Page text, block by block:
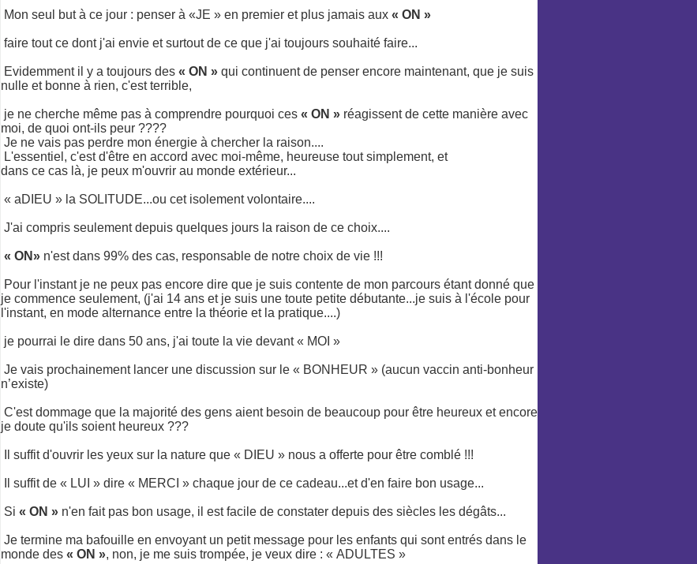
Mon seul but à ce jour : penser à «JE » en premier et plus jamais aux « ON »
faire tout ce dont j'ai envie et surtout de ce que j'ai toujours souhaité faire...
Evidemment il y a toujours des « ON » qui continuent de penser encore maintenant, que je suis
nulle et bonne à rien, c'est terrible,
je ne cherche même pas à comprendre pourquoi ces « ON » réagissent de cette manière avec
moi, de quoi ont-ils peur ????
Je ne vais pas perdre mon énergie à chercher la raison....
L'essentiel, c'est d'être en accord avec moi-même, heureuse tout simplement, et
dans ce cas là, je peux m'ouvrir au monde extérieur...
« aDIEU » la SOLITUDE...ou cet isolement volontaire....
J'ai compris seulement depuis quelques jours la raison de ce choix....
« ON» n'est dans 99% des cas, responsable de notre choix de vie !!!
Pour l'instant je ne peux pas encore dire que je suis contente de mon parcours étant donné que
je commence seulement, (j'ai 14 ans et je suis une toute petite débutante...je suis à l'école pour
l'instant, en mode alternance entre la théorie et la pratique....)
je pourrai le dire dans 50 ans, j'ai toute la vie devant « MOI »
Je vais prochainement lancer une discussion sur le « BONHEUR » (aucun vaccin anti-bonheur
n’existe)
C'est dommage que la majorité des gens aient besoin de beaucoup pour être heureux et encore
je doute qu'ils soient heureux ???
Il suffit d'ouvrir les yeux sur la nature que « DIEU » nous a offerte pour être comblé !!!
Il suffit de « LUI » dire « MERCI » chaque jour de ce cadeau...et d'en faire bon usage...
Si « ON » n'en fait pas bon usage, il est facile de constater depuis des siècles les dégâts...
Je termine ma bafouille en envoyant un petit message pour les enfants qui sont entrés dans le
monde des « ON », non, je me suis trompée, je veux dire : « ADULTES »